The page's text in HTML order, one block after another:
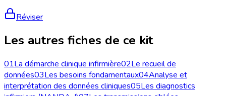
Réviser
Les autres fiches de ce kit
01La démarche clinique infirmière02Le recueil de
données03Les besoins fondamentaux04Analyse et
interprétation des données cliniques05Les diagnostics